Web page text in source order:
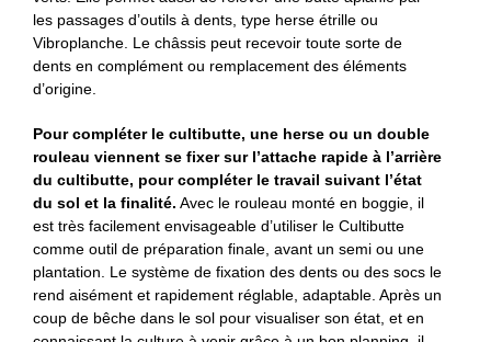
les passages d’outils à dents, type herse étrille ou
Vibroplanche. Le châssis peut recevoir toute sorte de
dents en complément ou remplacement des éléments
d’origine.
Pour compléter le cultibutte, une herse ou un double
rouleau viennent se fixer sur l’attache rapide à l’arrière
du cultibutte, pour compléter le travail suivant l’état
du sol et la finalité. Avec le rouleau monté en boggie, il
est très facilement envisageable d’utiliser le Cultibutte
comme outil de préparation finale, avant un semi ou une
plantation. Le système de fixation des dents ou des socs le
rend aisément et rapidement réglable, adaptable. Après un
coup de bêche dans le sol pour visualiser son état, et en